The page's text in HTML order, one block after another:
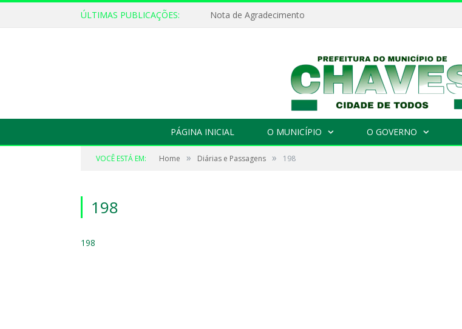
ÚLTIMAS PUBLICAÇÕES: Nota de Agradecimento
PÁGINA INICIAL O MUNICÍPIO O GOVERNO
VOCÊ ESTÁ EM: Home » Diárias e Passagens » 198
198
198